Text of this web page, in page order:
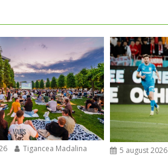
Tigancea Madalina
5 august 2026